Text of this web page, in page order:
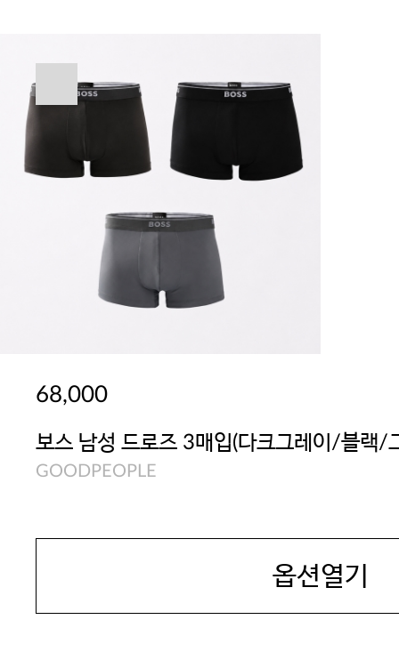
[썸머블프] 2만원 할인 쿠폰(8.1~31)
속옷 교체 10% 쿠폰(8.1~31)/7만
68,000
보스 남성 드로즈 3매입(다크그레이/블랙/
GOODPEOPLE
옵션열기